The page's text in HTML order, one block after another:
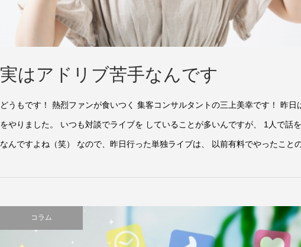
実はアドリブ苦手なんです
どうもです！ 熱烈ファンが食いつく 集客コンサルタントの三上美幸です！ 昨
をやりました。 いつも対談でライブを していることが多いんですが、 1人で話
なんですよね（笑） なので、昨日行った単独ライブは、 以前有料でやったこと
コラム